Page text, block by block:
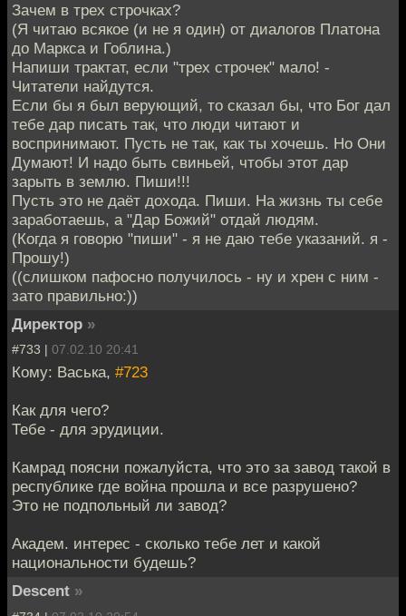
Зачем в трех строчках?
(Я читаю всякое (и не я один) от диалогов Платона
до Маркса и Гоблина.)
Напиши трактат, если "трех строчек" мало! -
Читатели найдутся.
Если бы я был верующий, то сказал бы, что Бог дал
тебе дар писать так, что люди читают и
воспринимают. Пусть не так, как ты хочешь. Но Они
Думают! И надо быть свиньей, чтобы этот дар
зарыть в землю. Пиши!!!
Пусть это не даёт дохода. Пиши. На жизнь ты себе
заработаешь, а "Дар Божий" отдай людям.
(Когда я говорю "пиши" - я не даю тебе указаний. я -
Прошу!)
((слишком пафосно получилось - ну и хрен с ним -
зато правильно:))
Директор »
#733 | 07.02.10 20:41
Кому: Васька, #723
Как для чего?
Тебе - для эрудиции.
Камрад поясни пожалуйста, что это за завод такой в
республике где война прошла и все разрушено?
Это не подпольный ли завод?
Академ. интерес - сколько тебе лет и какой
национальности будешь?
Descent »